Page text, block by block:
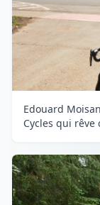
Edouard
Cycles qui